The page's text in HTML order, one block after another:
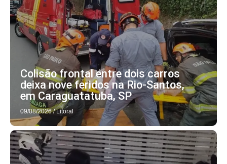
Colisão frontal entre dois carros
deixa nove feridos na Rio-Santos,
em Caraguatatuba, SP
09/08/2026 / Litoral